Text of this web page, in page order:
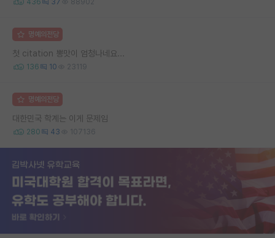
명예의전당
첫 citation 뽕맛이 엄청나네요...
136 10 23119
명예의전당
대한민국 학계는 이게 문제임
280 43 107136